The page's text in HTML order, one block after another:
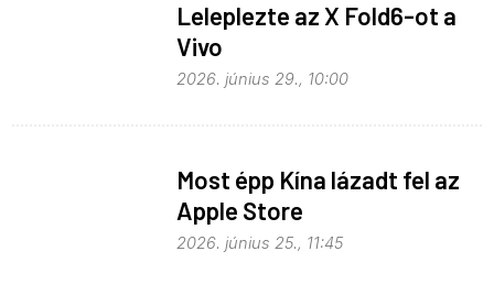
Leleplezte az X Fold6-ot a
Vivo
2026. június 29., 10:00
Most épp Kína lázadt fel az
Apple Store
monopolhelyzete ellen
2026. június 25., 11:45